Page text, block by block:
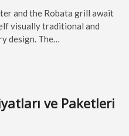
and the Robata grill await
visually traditional and
design. The…
ve Paketleri